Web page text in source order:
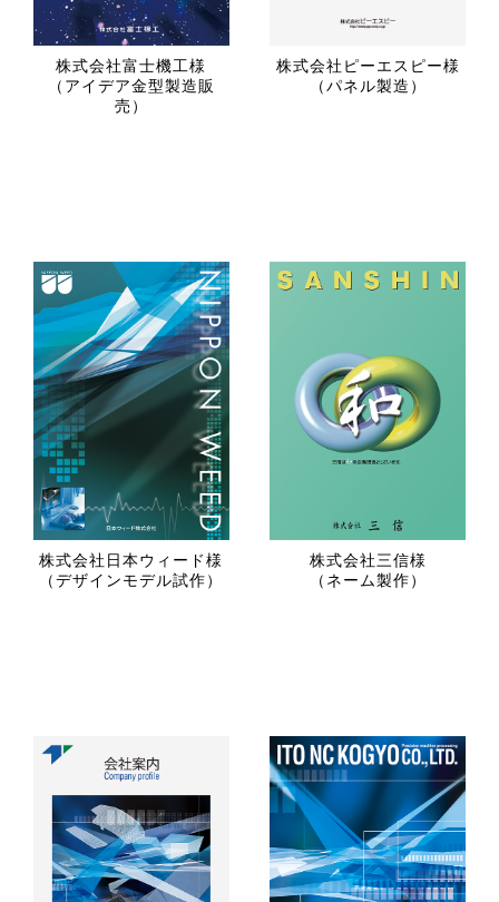
株式会社富士機工様
（アイデア金型製造販
売）
株式会社ピーエスピー様
（パネル製造）
株式会社日本ウィード様
（デザインモデル試作）
株式会社三信様
（ネーム製作）